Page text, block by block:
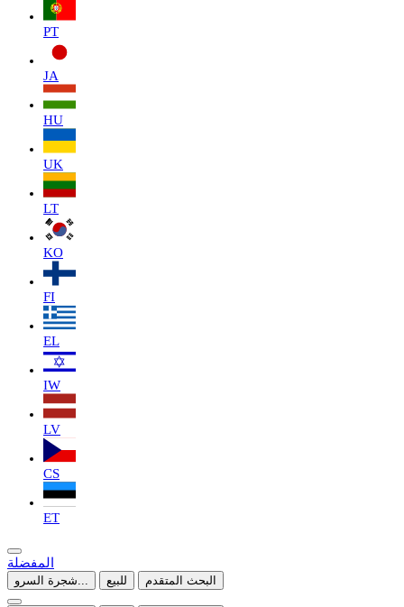
PT
JA
HU
UK
LT
KO
FI
EL
IW
LV
CS
ET
المفضلة
شجرة السرو... للبيع البحث المتقدم